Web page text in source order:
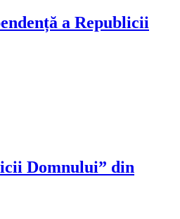
a Republicii
Domnului” din